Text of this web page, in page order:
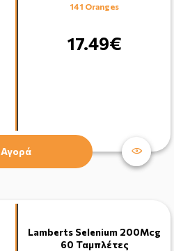
141 Oranges
17.49€
Αγορά
Lamberts Selenium 200Mcg
60 Ταμπλέτες